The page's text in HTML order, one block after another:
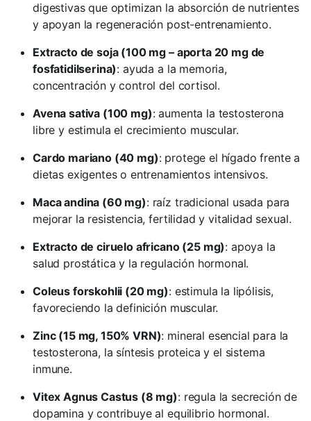
digestivas que optimizan la absorción de nutrientes
y apoyan la regeneración post-entrenamiento.
Extracto de soja (100 mg – aporta 20 mg de
fosfatidilserina): ayuda a la memoria,
concentración y control del cortisol.
Avena sativa (100 mg): aumenta la testosterona
libre y estimula el crecimiento muscular.
Cardo mariano (40 mg): protege el hígado frente a
dietas exigentes o entrenamientos intensivos.
Maca andina (60 mg): raíz tradicional usada para
mejorar la resistencia, fertilidad y vitalidad sexual.
Extracto de ciruelo africano (25 mg): apoya la
salud prostática y la regulación hormonal.
Coleus forskohlii (20 mg): estimula la lipólisis,
favoreciendo la definición muscular.
Zinc (15 mg, 150% VRN): mineral esencial para la
testosterona, la síntesis proteica y el sistema
inmune.
Vitex Agnus Castus (8 mg): regula la secreción de
dopamina y contribuye al equilibrio hormonal.